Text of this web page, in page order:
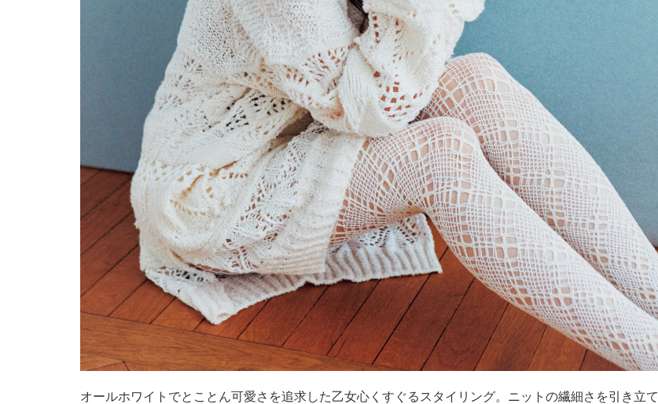
オールホワイトでとことん可愛さを追求した乙女心くすぐるスタイリング。ニットの繊細さを引き立て